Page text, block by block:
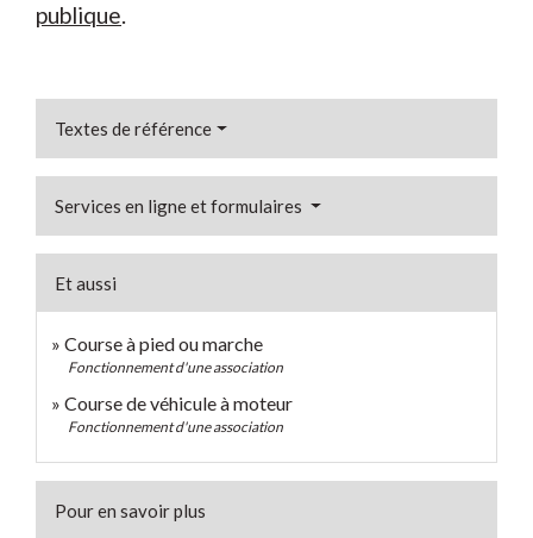
publique.
Textes de référence
Services en ligne et formulaires
Et aussi
Course à pied ou marche
Fonctionnement d'une association
Course de véhicule à moteur
Fonctionnement d'une association
Pour en savoir plus